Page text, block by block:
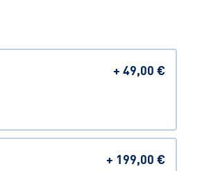
+49,00 €
+ 199,00 €